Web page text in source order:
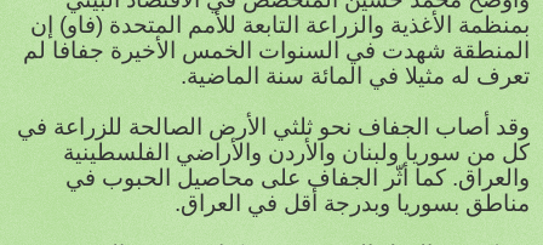
بمنظمة الأغذية والزراعة التابعة للأمم المتحدة (فاو) إن
المنطقة شهدت في السنوات الخمس الأخيرة جفافا لم
تعرف له مثيلا في المائة سنة الماضية.
وقد أصاب الجفاف نحو ثلثي الأرض الصالحة للزراعة في
كل من سوريا ولبنان والأردن والأراضي الفلسطينية
والعراق. كما أثّر الجفاف على محاصيل الحبوب في
مناطق بسوريا وبدرجة أقل في العراق.